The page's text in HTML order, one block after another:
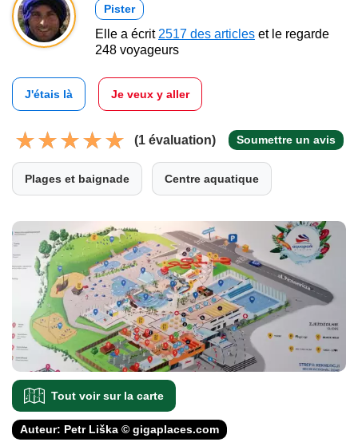
Pister
Elle a écrit 2517 des articles et le regarde
248 voyageurs
J'étais là Je veux y aller
(1 évaluation) Soumettre un avis
Plages et baignade Centre aquatique
Tout voir sur la carte
Auteur: Petr Liška © gigaplaces.com